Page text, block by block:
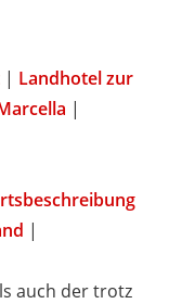
| Landhotel zur
|
|
auch der trotz